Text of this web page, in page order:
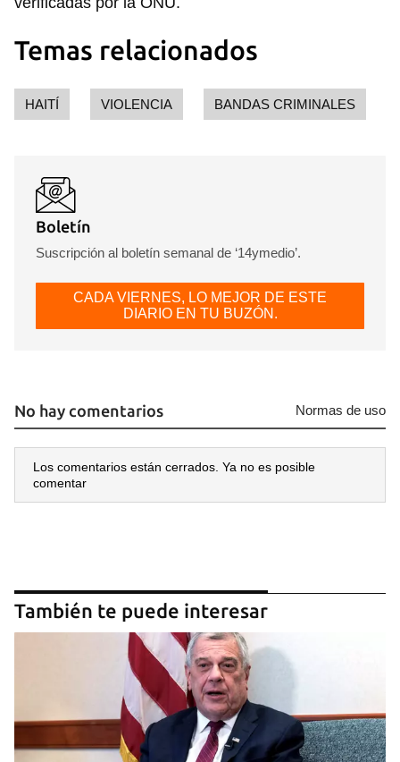
Temas relacionados
HAITÍ VIOLENCIA BANDAS CRIMINALES
Boletín
Suscripción al boletín semanal de ‘14ymedio’.
CADA VIERNES, LO MEJOR DE ESTE
DIARIO EN TU BUZÓN.
No hay comentarios Normas de uso
Los comentarios están cerrados. Ya no es posible
comentar
También te puede interesar